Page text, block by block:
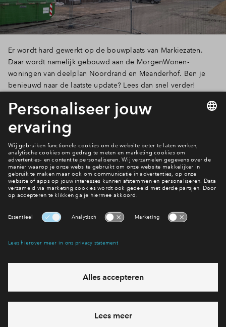
Er wordt hard gewerkt op de bouwplaats van Markiezaten.
Daar wordt namelijk gebouwd aan de MorgenWonen-
woningen van deelplan Noordrand en Meanderhof. Ben je
benieuwd naar de laatste update? Lees dan snel verder!
Lees verder
1 van 10
Heb je een vraag en wil je direct antwoord? Bel ons op
via telefoon